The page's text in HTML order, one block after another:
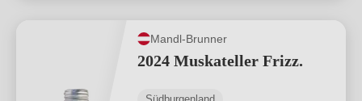
Mandl-Brunner
2024 Muskateller Frizz.